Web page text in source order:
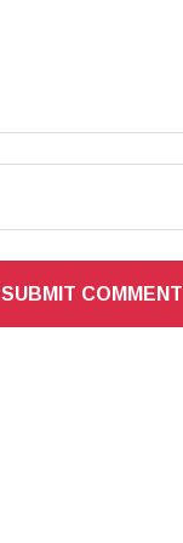
SUBMIT COMMENT